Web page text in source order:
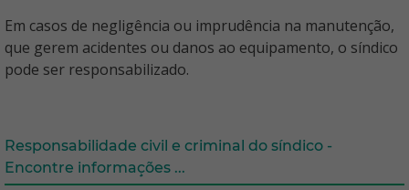
Em casos de negligência ou imprudência na manutenção,
que gerem acidentes ou danos ao equipamento, o síndico
pode ser responsabilizado.
Responsabilidade civil e criminal do síndico -
Encontre informações ...